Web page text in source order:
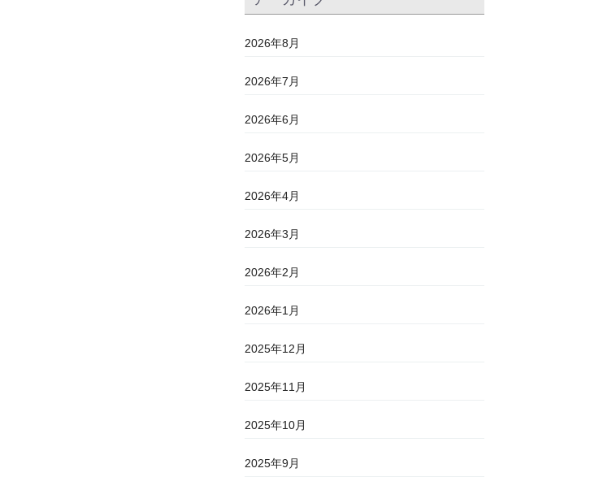
2026年8月
2026年7月
2026年6月
2026年5月
2026年4月
2026年3月
2026年2月
2026年1月
2025年12月
2025年11月
2025年10月
2025年9月